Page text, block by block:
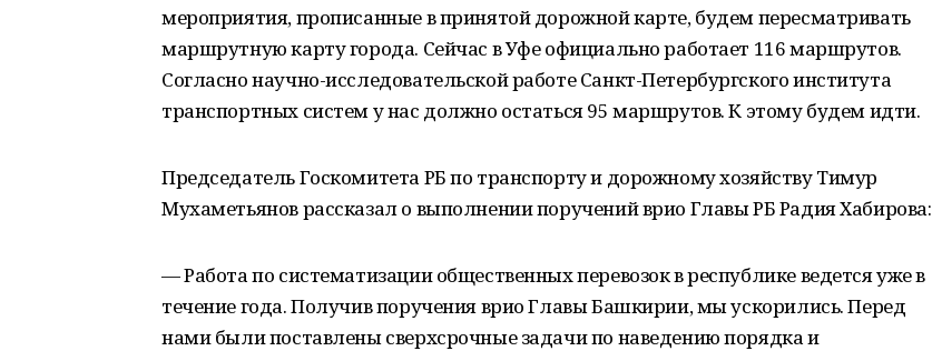
мероприятия, прописанные в принятой дорожной карте, будем пересматривать
маршрутную карту города. Сейчас в Уфе официально работает 116 маршрутов.
Согласно научно-исследовательской работе Санкт-Петербургского института
транспортных систем у нас должно остаться 95 маршрутов. К этому будем идти.
Председатель Госкомитета РБ по транспорту и дорожному хозяйству Тимур
Мухаметьянов рассказал о выполнении поручений врио Главы РБ Радия Хабирова:
— Работа по систематизации общественных перевозок в республике ведется уже в
течение года. Получив поручения врио Главы Башкирии, мы ускорились. Перед
нами были поставлены сверхсрочные задачи по наведению порядка и